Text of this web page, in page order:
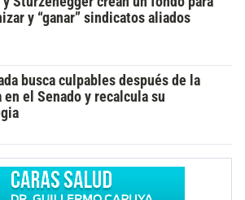
y “ganar” sindicatos aliados
busca culpables después de la
en el Senado y recalcula su